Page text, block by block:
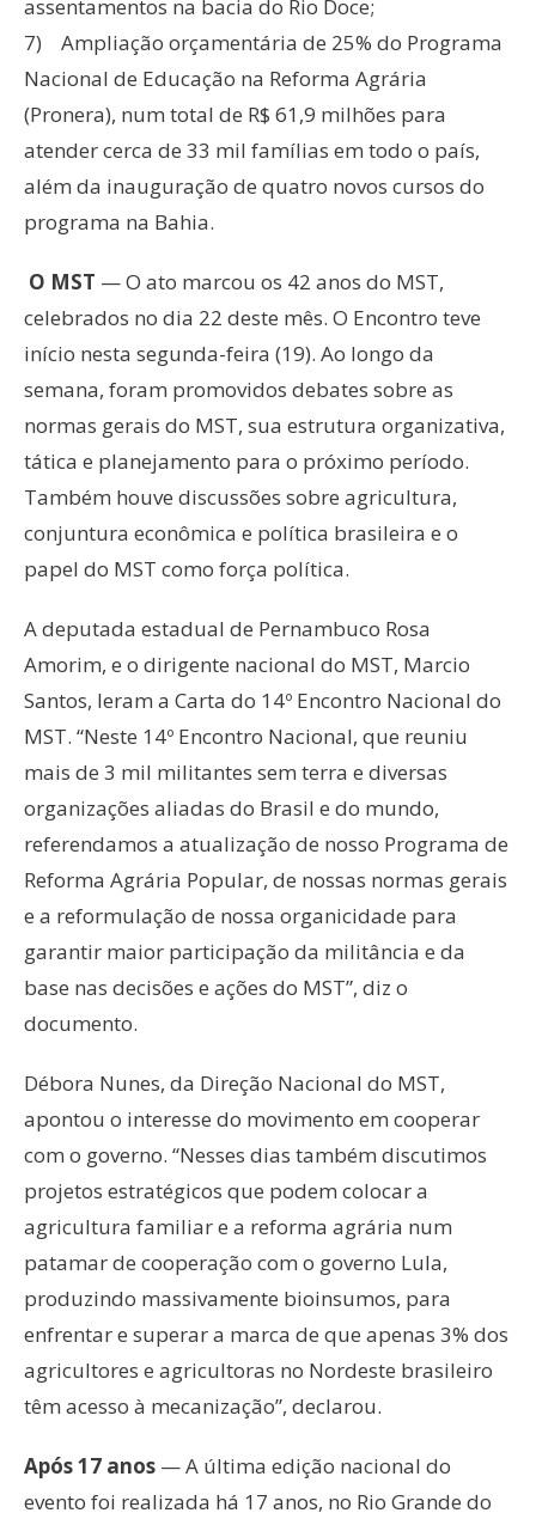
assentamentos na bacia do Rio Doce;
7) Ampliação orçamentária de 25% do Programa
Nacional de Educação na Reforma Agrária
(Pronera), num total de R$ 61,9 milhões para
atender cerca de 33 mil famílias em todo o país,
além da inauguração de quatro novos cursos do
programa na Bahia.
O MST — O ato marcou os 42 anos do MST,
celebrados no dia 22 deste mês. O Encontro teve
início nesta segunda-feira (19). Ao longo da
semana, foram promovidos debates sobre as
normas gerais do MST, sua estrutura organizativa,
tática e planejamento para o próximo período.
Também houve discussões sobre agricultura,
conjuntura econômica e política brasileira e o
papel do MST como força política.
A deputada estadual de Pernambuco Rosa
Amorim, e o dirigente nacional do MST, Marcio
Santos, leram a Carta do 14º Encontro Nacional do
MST. “Neste 14º Encontro Nacional, que reuniu
mais de 3 mil militantes sem terra e diversas
organizações aliadas do Brasil e do mundo,
referendamos a atualização de nosso Programa de
Reforma Agrária Popular, de nossas normas gerais
e a reformulação de nossa organicidade para
garantir maior participação da militância e da
base nas decisões e ações do MST”, diz o
documento.
Débora Nunes, da Direção Nacional do MST,
apontou o interesse do movimento em cooperar
com o governo. “Nesses dias também discutimos
projetos estratégicos que podem colocar a
agricultura familiar e a reforma agrária num
patamar de cooperação com o governo Lula,
produzindo massivamente bioinsumos, para
enfrentar e superar a marca de que apenas 3% dos
agricultores e agricultoras no Nordeste brasileiro
têm acesso à mecanização”, declarou.
Após 17 anos — A última edição nacional do
evento foi realizada há 17 anos, no Rio Grande do